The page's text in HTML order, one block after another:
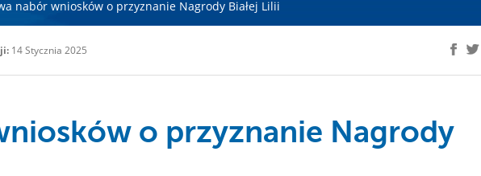
nabór wniosków o przyznanie Nagrody Białej Lilii
14 Stycznia 2025
o przyznanie Nagrody